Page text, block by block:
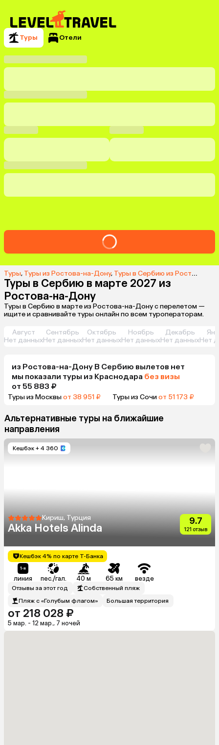
Туры Отели
Туры, Туры из Ростова-на-Дону, Туры в Сербию из Ростова-на-Дону
Туры в Сербию в марте 2027 из
Ростова-на-Дону
Туры в Сербию в марте из Ростова-на-Дону с перелетом —
ищите и сравнивайте туры онлайн по всем туроператорам.
Август
Нет данных
Сентябрь
Нет данных
Октябрь
Нет данных
Ноябрь
Нет данных
Декабрь
Нет данныхНет
из Ростова-на-Дону В Сербию вылетов нет
мы показали туры из Краснодара без визы
от 55 883 ₽
Туры из Москвыот 38 951 ₽ Туры из Сочиот 51 173 ₽
Альтернативные туры на ближайшие
направления
Кешбэк + 4 360
Кириш, Турция
Akka Hotels Alinda
9.7
121 отзыв
Кешбэк 4% по карте Т-Банка
линия пес./гал. 40 м 65 км везде
Отзывы за этот год
Собственный пляж
Пляж с «Голубым флагом»
Большая территория
от 218 028 ₽
5 мар. - 12 мар., 7 ночей